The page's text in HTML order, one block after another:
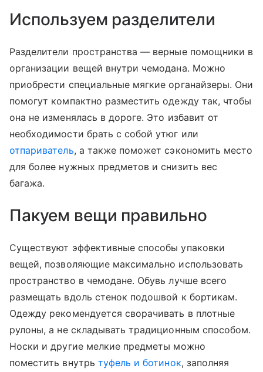
Используем разделители
Разделители пространства — верные помощники в
организации вещей внутри чемодана. Можно
приобрести специальные мягкие органайзеры. Они
помогут компактно разместить одежду так, чтобы
она не изменялась в дороге. Это избавит от
необходимости брать с собой утюг или
отпариватель, а также поможет сэкономить место
для более нужных предметов и снизить вес
багажа.
Пакуем вещи правильно
Существуют эффективные способы упаковки
вещей, позволяющие максимально использовать
пространство в чемодане. Обувь лучше всего
размещать вдоль стенок подошвой к бортикам.
Одежду рекомендуется сворачивать в плотные
рулоны, а не складывать традиционным способом.
Носки и другие мелкие предметы можно
поместить внутрь туфель и ботинок, заполняя